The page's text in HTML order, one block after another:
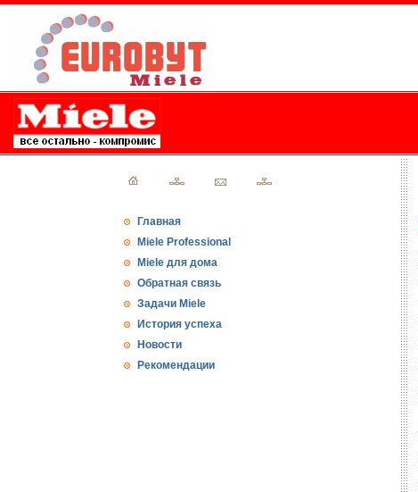
Главная
Miele Professional
Miele для дома
Обратная связь
Задачи Miele
История успеха
Новости
Рекомендации